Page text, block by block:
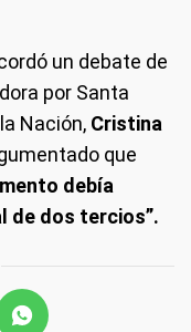
un debate de
por Santa
Nación, Cristina
que
debía
de dos tercios”.